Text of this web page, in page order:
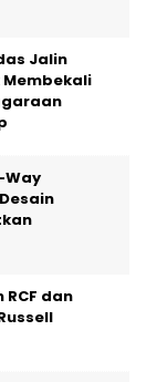
Jalin
Way
dan